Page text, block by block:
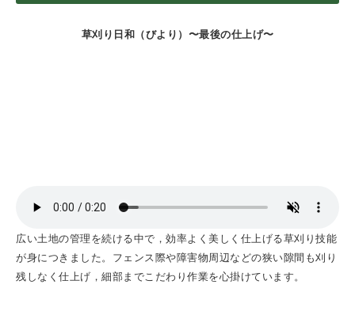
草刈り日和（びより）〜最後の仕上げ〜
広い土地の管理を続ける中で，効率よく美しく仕上げる草刈り技能
が身につきました。フェンス際や障害物周辺などの狭い隙間も刈り
残しなく仕上げ，細部までこだわり作業を心掛けています。